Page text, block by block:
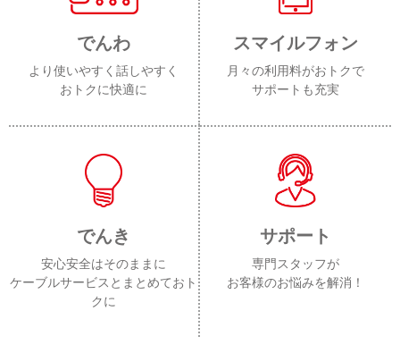
でんわ
より使いやすく話しやすく
おトクに快適に
スマイルフォン
月々の利用料がおトクで
サポートも充実
でんき
安心安全はそのままに
ケーブルサービスとまとめておト
クに
サポート
専門スタッフが
お客様のお悩みを解消！